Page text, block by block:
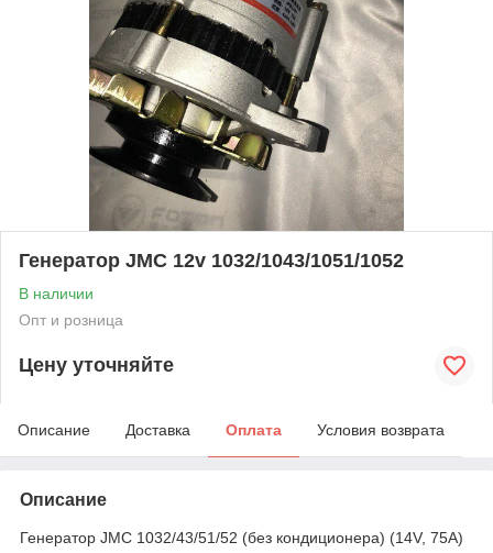
Генератор JMC 12v 1032/1043/1051/1052
В наличии
Опт и розница
Цену уточняйте
Описание Доставка Оплата Условия возврата
Описание
Генератор JMC 1032/43/51/52 (без кондиционера) (14V, 75A)